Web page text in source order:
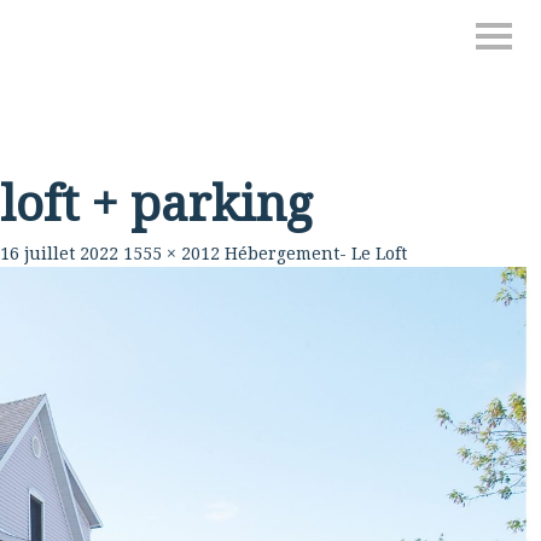
loft + parking
16 juillet 2022 1555 × 2012 Hébergement- Le Loft